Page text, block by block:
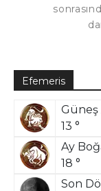
Efemeris
Güneş
13 °
Ay
18 °
Son